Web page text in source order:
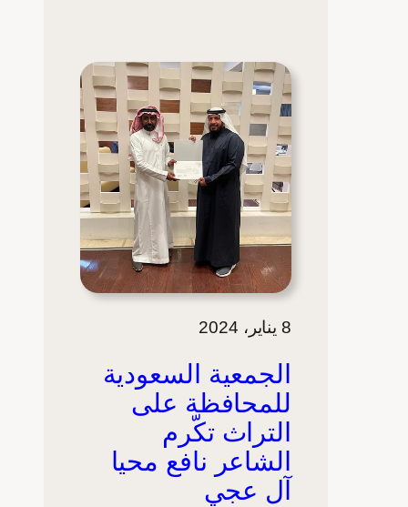
8 يناير، 2024
الجمعية السعودية
للمحافظة على
التراث تكّرم
الشاعر نافع محيا
آل عجي